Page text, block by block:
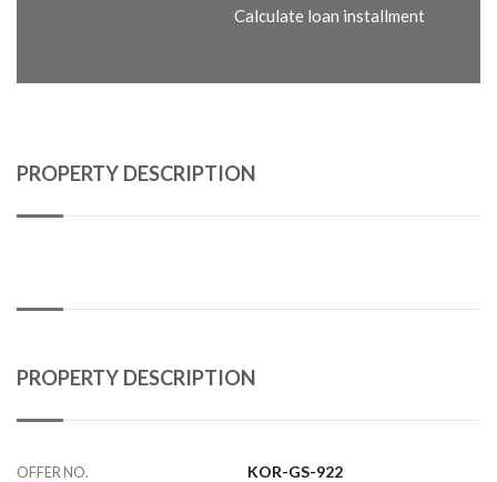
Calculate loan installment
PROPERTY DESCRIPTION
PROPERTY DESCRIPTION
OFFER NO. KOR-GS-922